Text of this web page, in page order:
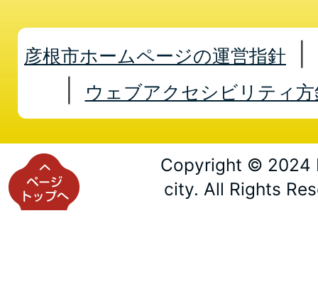
彦根市ホームページの運営指針
ウェブアクセシビリティ方
Copyright © 2024
city. All Rights